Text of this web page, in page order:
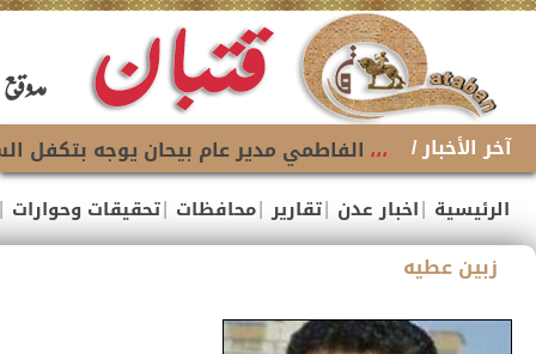
الرئيسية |اخبار عدن |تقارير |محافظات |تحقيقات وحوارات
آخر الأخبار / ،،، الفاطمي مدير عام بيحان يوجه بتكفل
زبين عطيه